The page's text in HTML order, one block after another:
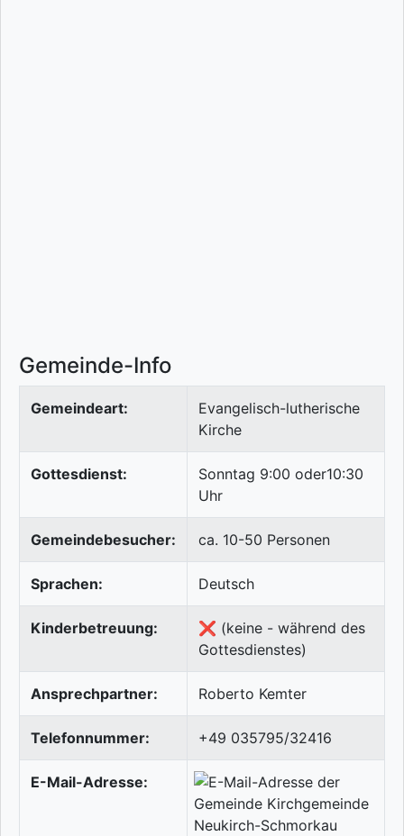
Gemeinde-Info
Gemeindeart:
Evangelisch-lutherische
Kirche
Gottesdienst:
Sonntag 9:00 oder10:30
Uhr
Gemeindebesucher: ca. 10-50 Personen
Sprachen: Deutsch
Kinderbetreuung:
❌ (keine - während des
Gottesdienstes)
Ansprechpartner: Roberto Kemter
Telefonnummer: +49 035795/32416
E-Mail-Adresse: